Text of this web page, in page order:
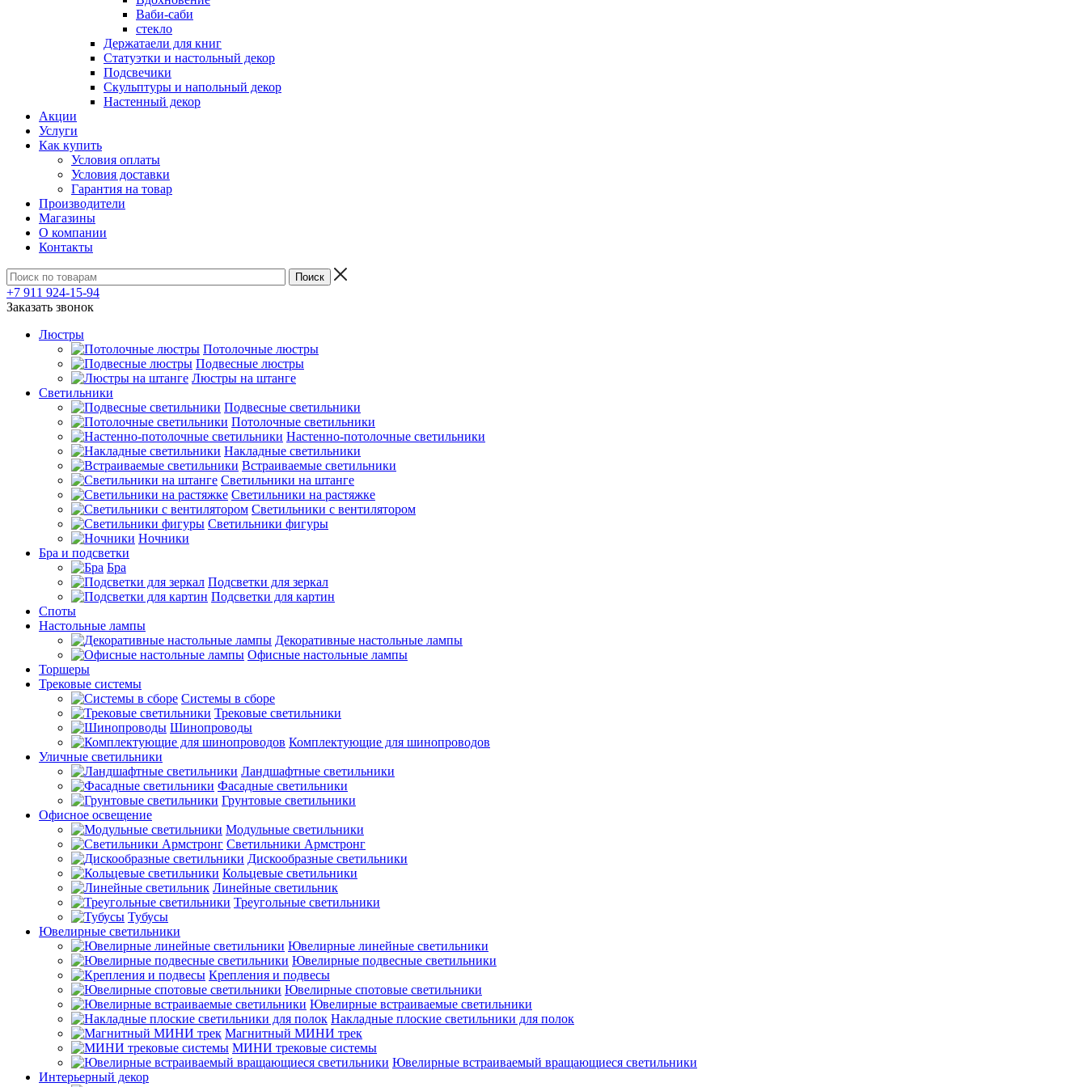
Ваби-саби
стекло
Держатаели для книг
Статуэтки и настольный декор
Подсвечики
Скульптуры и напольный декор
Настенный декор
Акции
Услуги
Как купить
Условия оплаты
Условия доставки
Гарантия на товар
Производители
Магазины
О компании
Контакты
+7 911 924-15-94
Заказать звонок
Люстры
Потолочные люстры
Подвесные люстры
Люстры на штанге
Светильники
Подвесные светильники
Потолочные светильники
Настенно-потолочные светильники
Накладные светильники
Встраиваемые светильники
Светильники на штанге
Светильники на растяжке
Светильники с вентилятором
Светильники фигуры
Ночники
Бра и подсветки
Бра
Подсветки для зеркал
Подсветки для картин
Споты
Настольные лампы
Декоративные настольные лампы
Офисные настольные лампы
Торшеры
Трековые системы
Системы в сборе
Трековые светильники
Шинопроводы
Комплектующие для шинопроводов
Уличные светильники
Ландшафтные светильники
Фасадные светильники
Грунтовые светильники
Офисное освещение
Модульные светильники
Светильники Армстронг
Дискообразные светильники
Кольцевые светильники
Линейные светильник
Треугольные светильники
Тубусы
Ювелирные светильники
Ювелирные линейные светильники
Ювелирные подвесные светильники
Крепления и подвесы
Ювелирные спотовые светильники
Ювелирные встраиваемые светильники
Накладные плоские светильники для полок
Магнитный МИНИ трек
МИНИ трековые системы
Ювелирные встраиваемый вращающиеся светильники
Интерьерный декор